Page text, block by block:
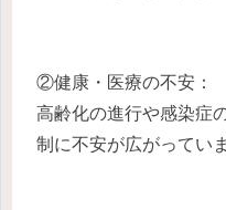
②健康・医療の不安：
高齢化の進行や感染症
制に不安が広がっていま